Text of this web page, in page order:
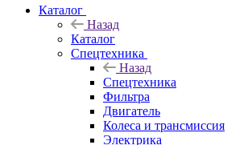
Каталог
Назад
Каталог
Спецтехника
Назад
Спецтехника
Фильтра
Двигатель
Колеса и трансмиссия
Электрика